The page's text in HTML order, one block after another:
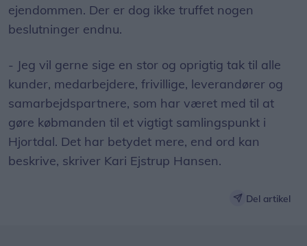
ejendommen. Der er dog ikke truffet nogen
beslutninger endnu.
- Jeg vil gerne sige en stor og oprigtig tak til alle
kunder, medarbejdere, frivillige, leverandører og
samarbejdspartnere, som har været med til at
gøre købmanden til et vigtigt samlingspunkt i
Hjortdal. Det har betydet mere, end ord kan
beskrive, skriver Kari Ejstrup Hansen.
Del artikel